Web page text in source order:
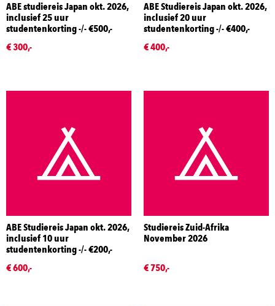
ABE studiereis Japan okt. 2026,
inclusief 25 uur
studentenkorting -/- €500,-
€ 300,-
ABE Studiereis Japan okt. 2026,
inclusief 20 uur
studentenkorting -/- €400,-
€ 400,-
ABE Studiereis Japan okt. 2026,
inclusief 10 uur
studentenkorting -/- €200,-
€ 600,-
Studiereis Zuid-Afrika
November 2026
€ 750,-